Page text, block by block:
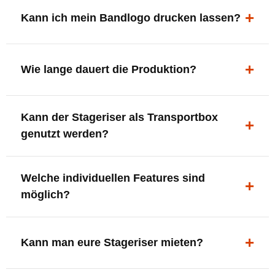
ergonomisch, sicher und gut sichtbar.
Kann ich mein Bandlogo drucken lassen?
deine Bühne, deine Marke.
Wie lange dauert die Produktion?
innerhalb Deutschlands kostenfrei.
Kann der Stageriser als Transportbox
genutzt werden?
oder Zubehör nutzen.
Welche individuellen Features sind
möglich?
XLR-Brücke / Schnittstelle
Setlist-Clip
Kann man eure Stageriser mieten?